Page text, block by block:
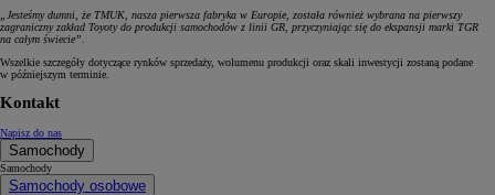
„Jesteśmy dumni, że TMUK, nasza pierwsza fabryka w Europie, została również wybrana na pierwszy
zagraniczny zakład Toyoty do produkcji samochodów z linii GR, przyczyniając się do ekspansji marki TGR
na całym świecie”.
Wszelkie szczegóły dotyczące rynków sprzedaży, wolumenu produkcji oraz skali inwestycji zostaną podane
w późniejszym terminie.
Kontakt
Napisz do nas
Samochody
Samochody
Samochody osobowe